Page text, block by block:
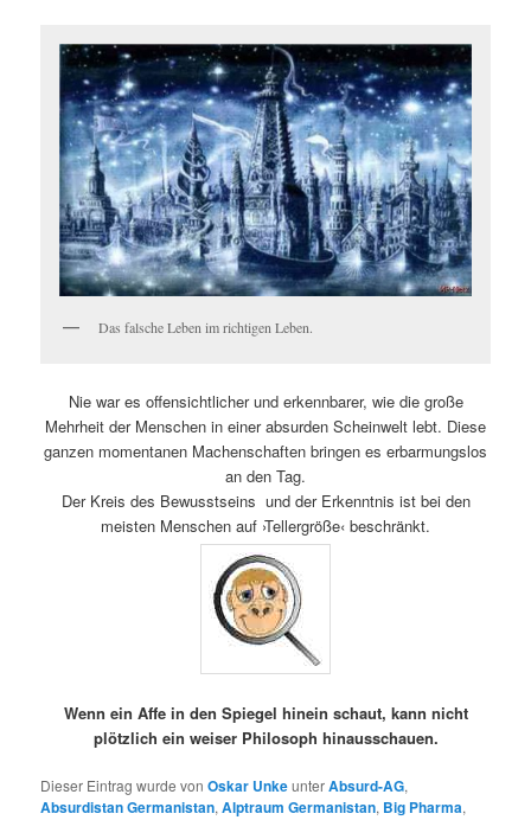
Das falsche Leben im richtigen Leben.
Nie war es offensichtlicher und erkennbarer, wie die große
Mehrheit der Menschen in einer absurden Scheinwelt lebt. Diese
ganzen momentanen Machenschaften bringen es erbarmungslos
an den Tag.
Der Kreis des Bewusstseins und der Erkenntnis ist bei den
meisten Menschen auf ›Tellergröße‹ beschränkt.
Wenn ein Affe in den Spiegel hinein schaut, kann nicht
plötzlich ein weiser Philosoph hinausschauen.
Dieser Eintrag wurde vonOskar UnkeunterAbsurd-AG,
Absurdistan Germanistan,Alptraum Germanistan, Big Pharma,